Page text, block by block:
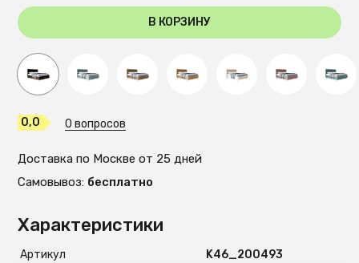
Характеристики
Артикул
K46_200493
В КОРЗИНУ
0,0 0 вопросов
Доставка по Москве от 25 дней
Самовывоз: бесплатно